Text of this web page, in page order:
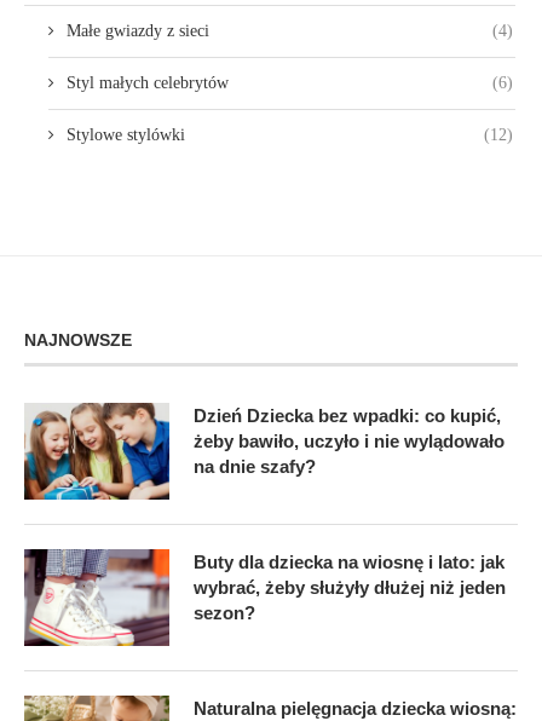
Małe gwiazdy z sieci (4)
Styl małych celebrytów (6)
Stylowe stylówki (12)
NAJNOWSZE
Dzień Dziecka bez wpadki: co kupić,
żeby bawiło, uczyło i nie wylądowało
na dnie szafy?
Buty dla dziecka na wiosnę i lato: jak
wybrać, żeby służyły dłużej niż jeden
sezon?
Naturalna pielęgnacja dziecka wiosną: